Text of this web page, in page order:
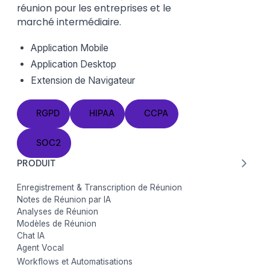
réunion pour les entreprises et le
marché intermédiaire.
Application Mobile
Application Desktop
Extension de Navigateur
RGPD
RGPD
HIPAA
HIPAA
CCPA
CCPA
SOC2
SOC2
PRODUIT
Enregistrement & Transcription de Réunion
Notes de Réunion par IA
Analyses de Réunion
Modèles de Réunion
Chat IA
Agent Vocal
Workflows et Automatisations